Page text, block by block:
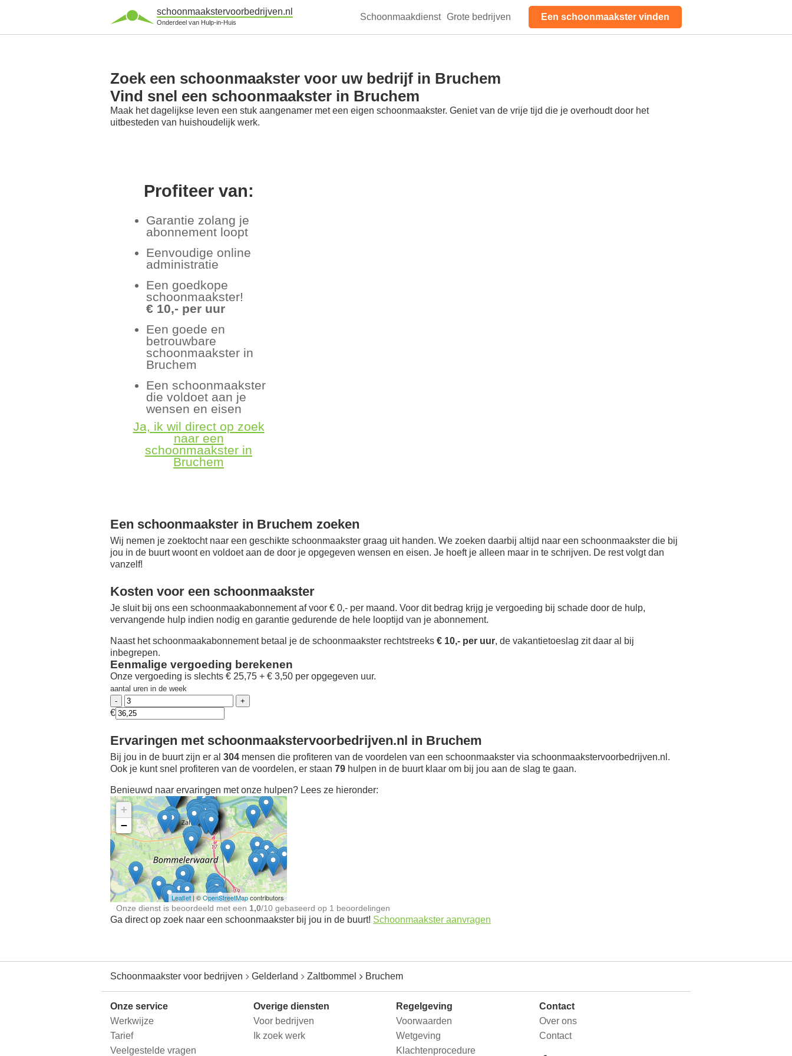
schoonmaakstervoorbedrijven.nl
Onderdeel van Hulp-in-Huis
Schoonmaakdienst Grote bedrijven Een schoonmaakster vinden
Zoek een schoonmaakster voor uw bedrijf in Bruchem
Vind snel een schoonmaakster in Bruchem
Maak het dagelijkse leven een stuk aangenamer met een eigen schoonmaakster. Geniet van de vrije tijd die je overhoudt door het
uitbesteden van huishoudelijk werk.
Profiteer van:
Garantie zolang je
abonnement loopt
Eenvoudige online
administratie
Een goedkope
schoonmaakster!
€ 10,- per uur
Een goede en
betrouwbare
schoonmaakster in
Bruchem
Een schoonmaakster
die voldoet aan je
wensen en eisen
Ja, ik wil direct op zoek
naar een
schoonmaakster in
Bruchem
Een schoonmaakster in Bruchem zoeken
Wij nemen je zoektocht naar een geschikte schoonmaakster graag uit handen. We zoeken daarbij altijd naar een schoonmaakster die bij
jou in de buurt woont en voldoet aan de door je opgegeven wensen en eisen. Je hoeft je alleen maar in te schrijven. De rest volgt dan
vanzelf!
Kosten voor een schoonmaakster
Je sluit bij ons een schoonmaakabonnement af voor € 0,- per maand. Voor dit bedrag krijg je vergoeding bij schade door de hulp,
vervangende hulp indien nodig en garantie gedurende de hele looptijd van je abonnement.
Naast het schoonmaakabonnement betaal je de schoonmaakster rechtstreeks € 10,- per uur, de vakantietoeslag zit daar al bij
inbegrepen.
Eenmalige vergoeding berekenen
Onze vergoeding is slechts € 25,75 + € 3,50 per opgegeven uur.
aantal uren in de week
€
Ervaringen met schoonmaakstervoorbedrijven.nl in Bruchem
Bij jou in de buurt zijn er al 304 mensen die profiteren van de voordelen van een schoonmaakster via schoonmaakstervoorbedrijven.nl.
Ook je kunt snel profiteren van de voordelen, er staan 79 hulpen in de buurt klaar om bij jou aan de slag te gaan.
Benieuwd naar ervaringen met onze hulpen? Lees ze hieronder:
Ontdek meer ervaringen
Schoonmaakster bij
jou in de buurt
+
−
Leaflet| ©OpenStreetMapcontributors
Onze dienst is beoordeeld met een 1,0/10 gebaseerd op 1 beoordelingen
Ga direct op zoek naar een schoonmaakster bij jou in de buurt! Schoonmaakster aanvragen
Schoonmaakster voor bedrijven Gelderland Zaltbommel Bruchem
Onze service
Werkwijze
Tarief
Veelgestelde vragen
Overige diensten
Voor bedrijven
Ik zoek werk
Regelgeving
Voorwaarden
Wetgeving
Klachtenprocedure
Contact
Over ons
Contact